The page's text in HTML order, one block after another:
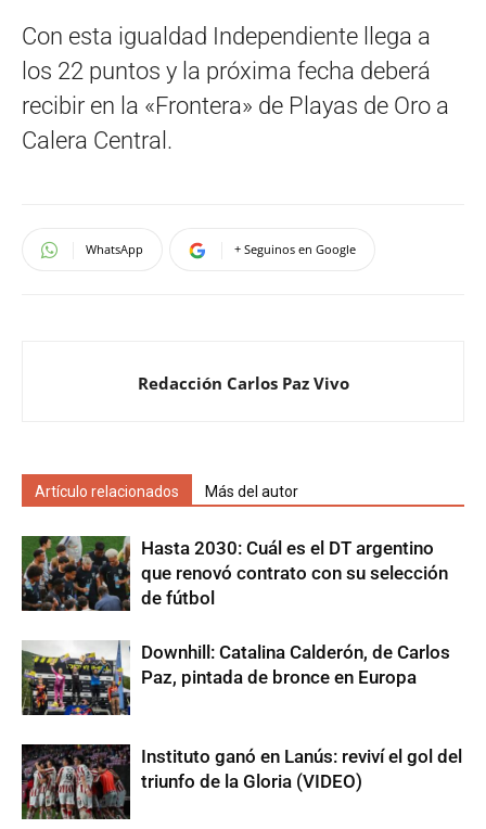
Con esta igualdad Independiente llega a
los 22 puntos y la próxima fecha deberá
recibir en la «Frontera» de Playas de Oro a
Calera Central.
WhatsApp + Seguinos en Google
Redacción Carlos Paz Vivo
Artículo relacionados Más del autor
Hasta 2030: Cuál es el DT argentino
que renovó contrato con su selección
de fútbol
Downhill: Catalina Calderón, de Carlos
Paz, pintada de bronce en Europa
Instituto ganó en Lanús: reviví el gol del
triunfo de la Gloria (VIDEO)